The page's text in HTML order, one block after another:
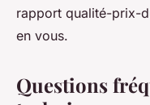
rapport qualité-prix-
en vous.
Questions